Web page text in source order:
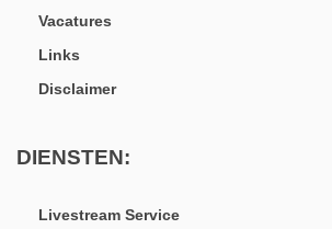
Vacatures
Links
Disclaimer
DIENSTEN:
Livestream Service